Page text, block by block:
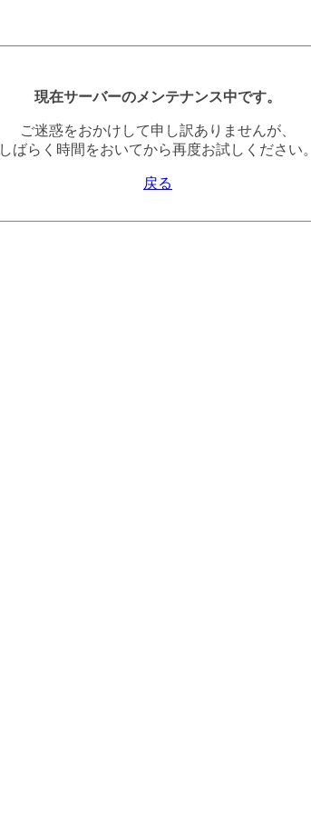
現在サーバーのメンテナンス中です。
ご迷惑をおかけして申し訳ありませんが、
しばらく時間をおいてから再度お試しください。
戻る